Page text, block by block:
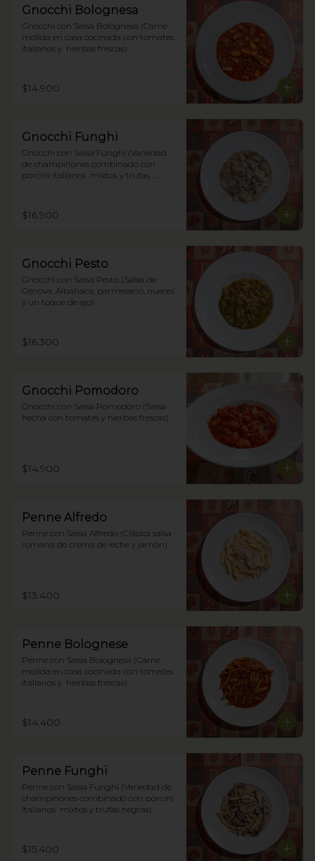
Gnocchi Bolognesa
Gnocchi con Salsa Bolognesa (Carne
molida en casa cocinada con tomates
italianos y  hierbas frescas)
$14.900
Gnocchi Funghi
Gnocchi con Salsa Funghi (Variedad
de champiñones combinado con
porcini italianos  mixtos y trufas
$16.900
Gnocchi Pesto
Gnocchi con Salsa Pesto (Salsa de
Génova, Albahaca, parmesano, nueces
y un toque de ajo)
$16.300
Gnocchi Pomodoro
Gnocchi con Salsa Pomodoro (Salsa
hecha con tomates y hierbas frescas)
$14.900
Penne Alfredo
Penne con Salsa Alfredo (Clásica salsa
romana de crema de leche y jamón)
$13.400
Penne Bolognese
Penne con Salsa Bolognesa (Carne
molida en casa cocinada con tomates
italianos y  hierbas frescas)
$14.400
Penne Funghi
Penne con Salsa Funghi (Variedad de
champiñones combinado con porcini
italianos  mixtos y trufas negras)
$15.400